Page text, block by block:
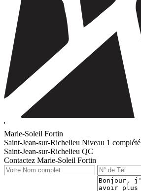
'
Marie-Soleil Fortin
Saint-Jean-sur-Richelieu Niveau 1 complété
Saint-Jean-sur-Richelieu QC
Contactez Marie-Soleil Fortin